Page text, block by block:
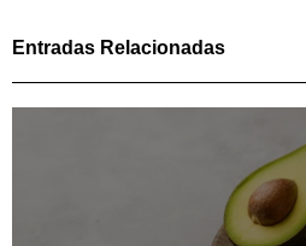
Entradas Relacionadas